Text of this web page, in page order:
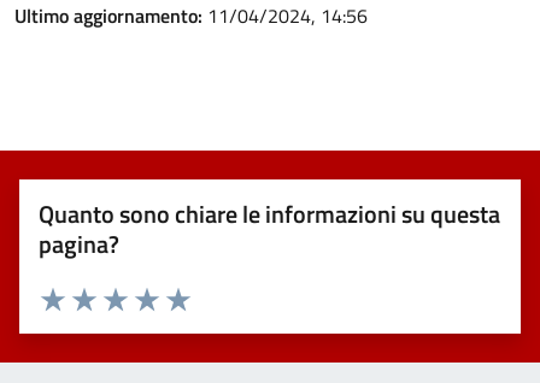
Ultimo aggiornamento: 11/04/2024, 14:56
Quanto sono chiare le informazioni su questa
pagina?
Valuta 5 stelle su 5
Valuta 4 stelle su 5
Valuta 3 stelle su 5
Valuta 2 stelle su 5
Valuta 1 stelle su 5